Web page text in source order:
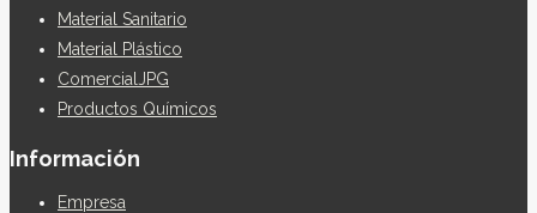
Material Sanitario
Material Plástico
ComercialJPG
Productos Químicos
Información
Empresa